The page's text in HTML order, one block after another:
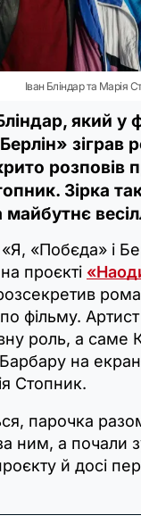
Іван Бліндар та Марія
який у
зіграв
розповів
Зірка
майбутнє
«Побєда» і
проєкті
фільму.
роль, а саме
на
Стопник.
парочка
ним, а почали
й досі